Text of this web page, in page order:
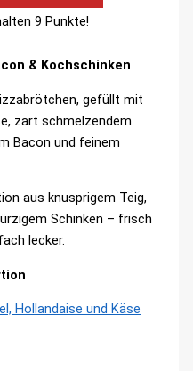
9 Punkte!
& Kochschinken
gefüllt mit
zart schmelzendem
Bacon und feinem
aus knusprigem Teig,
Schinken – frisch
lecker.